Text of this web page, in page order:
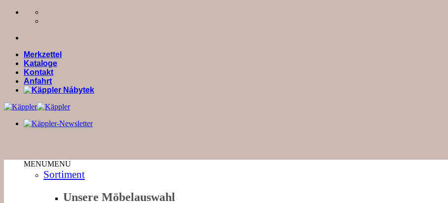
Zum
Merkzettel
Kataloge
Kontakt
Anfahrt
MENUMENU
Sortiment
Unsere Möbelauswahl